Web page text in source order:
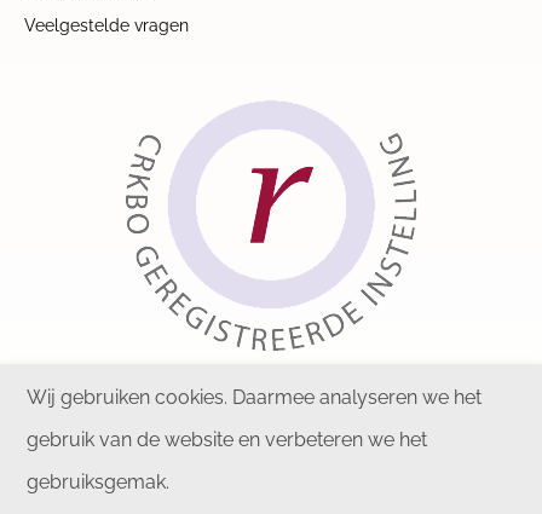
Veelgestelde vragen
Copyright © 2026 KIPZ. Alle rechten voorbehouden.
Wij gebruiken cookies. Daarmee analyseren we het
gebruik van de website en verbeteren we het
gebruiksgemak.